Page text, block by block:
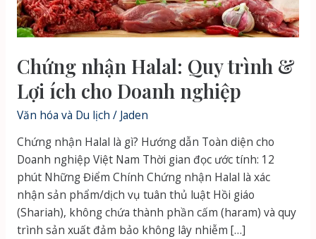
Chứng nhận Halal: Quy trình &
Lợi ích cho Doanh nghiệp
Văn hóa và Du lịch / Jaden
Chứng nhận Halal là gì? Hướng dẫn Toàn diện cho
Doanh nghiệp Việt Nam Thời gian đọc ước tính: 12
phút Những Điểm Chính Chứng nhận Halal là xác
nhận sản phẩm/dịch vụ tuân thủ luật Hồi giáo
(Shariah), không chứa thành phần cấm (haram) và quy
trình sản xuất đảm bảo không lây nhiễm […]